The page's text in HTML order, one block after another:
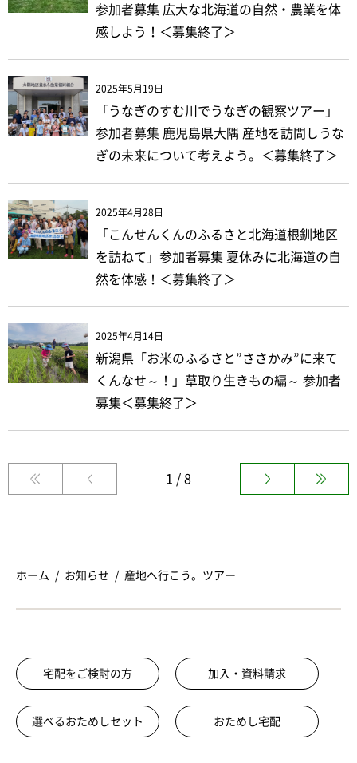
参加者募集 広大な北海道の自然・農業を体
感しよう！＜募集終了＞
2025年5月19日
「うなぎのすむ川でうなぎの観察ツアー」
参加者募集 鹿児島県大隅 産地を訪問しうな
ぎの未来について考えよう。＜募集終了＞
2025年4月28日
「こんせんくんのふるさと北海道根釧地区
を訪ねて」参加者募集 夏休みに北海道の自
然を体感！＜募集終了＞
2025年4月14日
新潟県「お米のふるさと”ささかみ”に来て
くんなせ～！」草取り生きもの編～ 参加者
募集＜募集終了＞
1 / 8
ホーム お知らせ 産地へ行こう。ツアー
宅配をご検討の方 加入・資料請求
選べるおためしセット おためし宅配